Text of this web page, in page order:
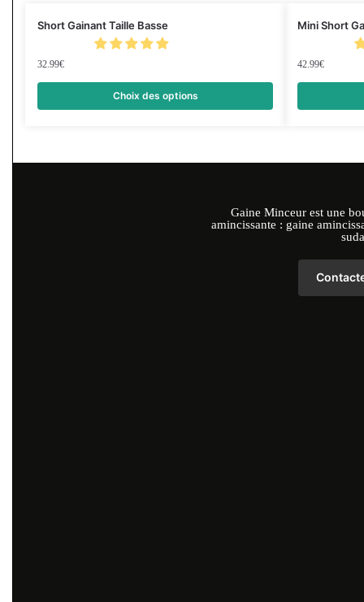
Short Gainant Taille Basse
32.99€
Choix des options
Mini Short
42.99€
Gaine Minceur est une
amincissante : gaine